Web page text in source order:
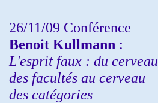
26/11/09 Conférence
Benoit Kullmann :
L'esprit faux : du cerveau
des facultés au cerveau
des catégories